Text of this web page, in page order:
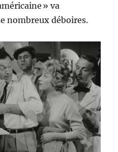
» va
nombreux déboires.